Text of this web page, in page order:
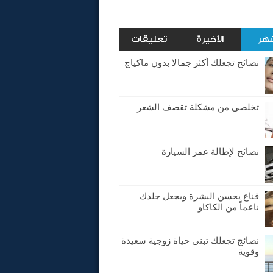
الأخيرة تعليقات
نصائح تجعلك أكثر جمالا بدون ماكياج
تخلصى من مشكلة تقصف الشعر
نصائح لإطالة عمر السيارة
قناع يحسن البشرة ويجعل جلدك
ناعماً من الكاكاو
نصائج تجعلك تبنى حياة زوجية سعيدة
وقوية